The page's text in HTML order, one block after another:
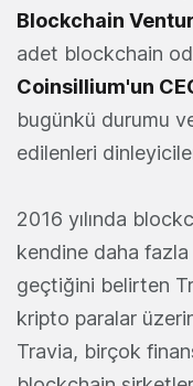
Blockchain
adet blockchain
Coinsillium'un
bugünkü durumu
edilenleri
2016 yılında
kendine daha
geçtiğini belirten
kripto paralar
Travia, birçok